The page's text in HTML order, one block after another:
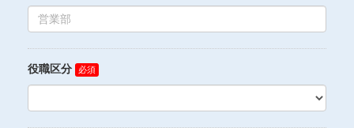
役職区分